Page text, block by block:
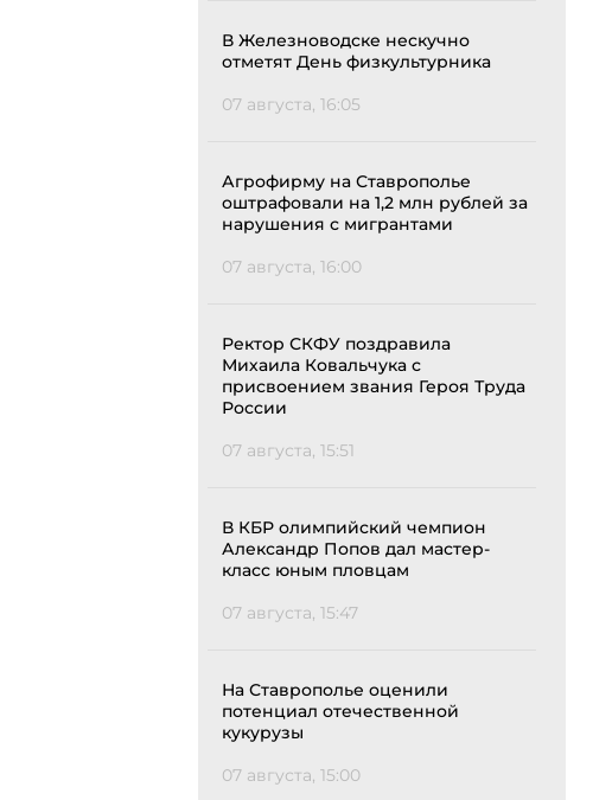
В Железноводске нескучно
отметят День физкультурника
07 августа, 16:05
Агрофирму на Ставрополье
оштрафовали на 1,2 млн рублей за
нарушения с мигрантами
07 августа, 16:00
Ректор СКФУ поздравила
Михаила Ковальчука с
присвоением звания Героя Труда
России
07 августа, 15:51
В КБР олимпийский чемпион
Александр Попов дал мастер-
класс юным пловцам
07 августа, 15:47
На Ставрополье оценили
потенциал отечественной
кукурузы
07 августа, 15:00